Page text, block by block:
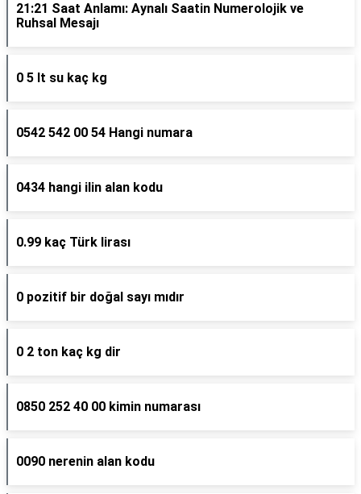
21:21 Saat Anlamı: Aynalı Saatin Numerolojik ve
Ruhsal Mesajı
0 5 lt su kaç kg
0542 542 00 54 Hangi numara
0434 hangi ilin alan kodu
0.99 kaç Türk lirası
0 pozitif bir doğal sayı mıdır
0 2 ton kaç kg dir
0850 252 40 00 kimin numarası
0090 nerenin alan kodu